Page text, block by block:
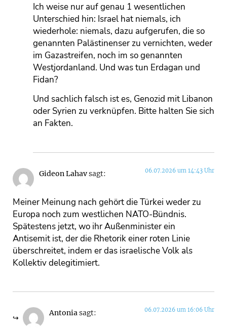
Ich weise nur auf genau 1 wesentlichen
Unterschied hin: Israel hat niemals, ich
wiederhole: niemals, dazu aufgerufen, die so
genannten Palästinenser zu vernichten, weder
im Gazastreifen, noch im so genannten
Westjordanland. Und was tun Erdagan und
Fidan?
Und sachlich falsch ist es, Genozid mit Libanon
oder Syrien zu verknüpfen. Bitte halten Sie sich
an Fakten.
Gideon Lahavsagt: 06.07.2026 um 14:43 Uhr
Meiner Meinung nach gehört die Türkei weder zu
Europa noch zum westlichen NATO-Bündnis.
Spätestens jetzt, wo ihr Außenminister ein
Antisemit ist, der die Rhetorik einer roten Linie
überschreitet, indem er das israelische Volk als
Kollektiv delegitimiert.
Antoniasagt: 06.07.2026 um 16:06 Uhr